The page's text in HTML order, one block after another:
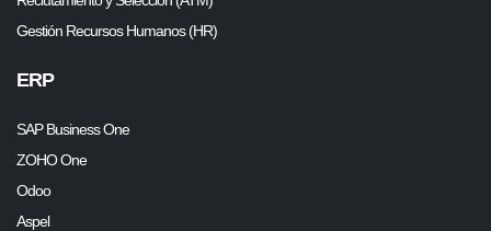
Gestión Recursos Humanos (HR)
ERP
SAP Business One
ZOHO One
Odoo
Aspel